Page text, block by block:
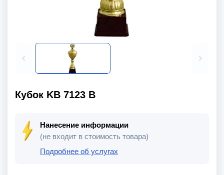
Кубок KB 7123 B
Нанесение информации
(не входит в стоимость товара)
Подробнее об услугах